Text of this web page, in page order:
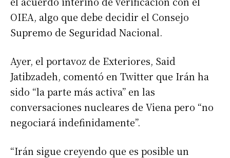
OIEA, algo que debe decidir el Consejo
Supremo de Seguridad Nacional.
Ayer, el portavoz de Exteriores, Said
Jatibzadeh, comentó en Twitter que Irán ha
sido “la parte más activa” en las
conversaciones nucleares de Viena pero “no
negociará indefinidamente”.
“Irán sigue creyendo que es posible un